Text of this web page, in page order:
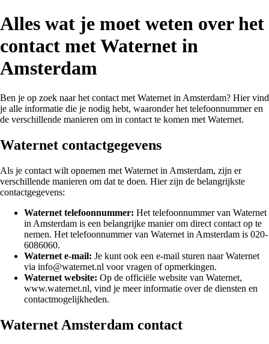
Alles wat je moet weten over het
contact met Waternet in
Amsterdam
Ben je op zoek naar het contact met Waternet in Amsterdam? Hier vind
je alle informatie die je nodig hebt, waaronder het telefoonnummer en
de verschillende manieren om in contact te komen met Waternet.
Waternet contactgegevens
Als je contact wilt opnemen met Waternet in Amsterdam, zijn er
verschillende manieren om dat te doen. Hier zijn de belangrijkste
contactgegevens:
Waternet telefoonnummer: Het telefoonnummer van Waternet
in Amsterdam is een belangrijke manier om direct contact op te
nemen. Het telefoonnummer van Waternet in Amsterdam is 020-
6086060.
Waternet e-mail: Je kunt ook een e-mail sturen naar Waternet
via info@waternet.nl voor vragen of opmerkingen.
Waternet website: Op de officiële website van Waternet,
www.waternet.nl, vind je meer informatie over de diensten en
contactmogelijkheden.
Waternet Amsterdam contact